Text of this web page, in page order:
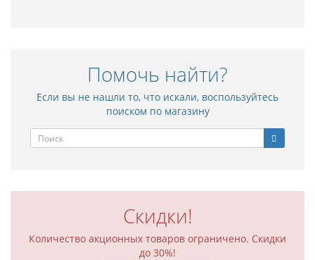
Помочь найти?
Если вы не нашли то, что искали, воспользуйтесь
поиском по магазину
Скидки!
Количество акционных товаров ограничено. Скидки
до 30%!